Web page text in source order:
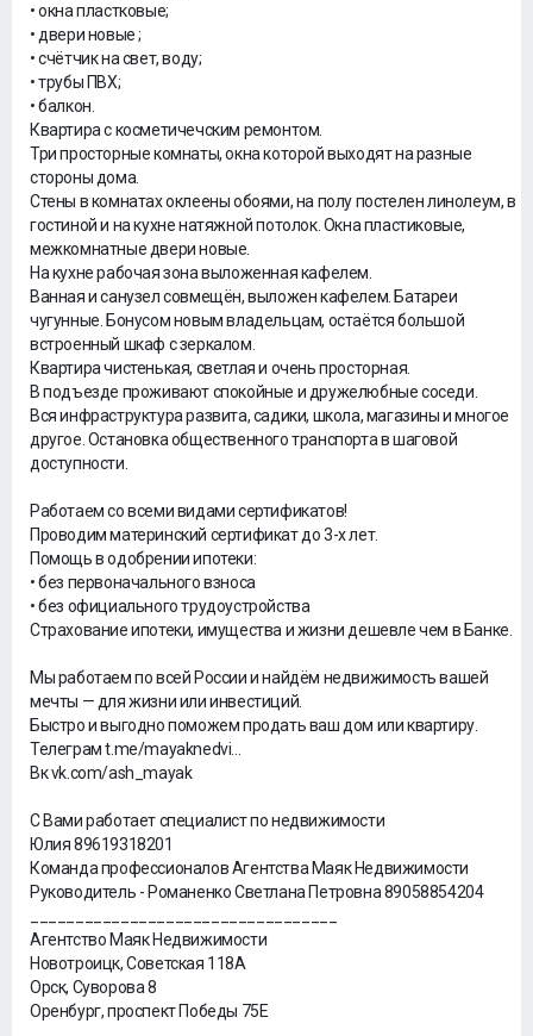
• окна пластковые;
• двери новые ;
• счётчик на свет, воду;
• трубы ПВХ;
• балкон.
Квартира с косметичечским ремонтом.
Три просторные комнаты, окна которой выходят на разные
стороны дома.
Стены в комнатах оклеены обоями, на полу постелен линолеум, в
гостиной и на кухне натяжной потолок. Окна пластиковые,
межкомнатные двери новые.
На кухне рабочая зона выложенная кафелем.
Ванная и санузел совмещён, выложен кафелем. Батареи
чугунные. Бонусом новым владельцам, остаётся большой
встроенный шкаф с зеркалом.
Квартира чистенькая, светлая и очень просторная.
В подъезде проживают спокойные и дружелюбные соседи.
Вся инфраструктура развита, садики, школа, магазины и многое
другое. Остановка общественного транспорта в шаговой
доступности.
Работаем со всеми видами сертификатов!
Проводим материнский сертификат до 3-х лет.
Помощь в одобрении ипотеки:
• без первоначального взноса
• без официального трудоустройства
Страхование ипотеки, имущества и жизни дешевле чем в Банке.
Мы работаем по всей России и найдём недвижимость вашей
мечты — для жизни или инвестиций.
Быстро и выгодно поможем продать ваш дом или квартиру.
Телеграм t.me/mayaknedvi...
Вк vk.com/ash_mayak
С Вами работает специалист по недвижимости
Юлия 89619318201
Команда профессионалов Агентства Маяк Недвижимости
Руководитель - Романенко Светлана Петровна 89058854204
Агентство Маяк Недвижимости
Новотроицк, Советская 118А
Орск, Суворова 8
Оренбург, проспект Победы 75Е